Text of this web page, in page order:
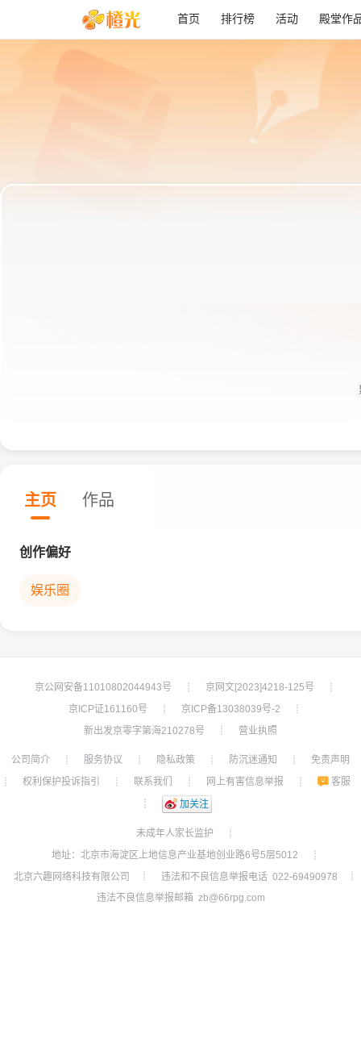
首页 排行榜 活动 殿堂作
主页 作品
创作偏好
娱乐圈
京公网安备11010802044943号 ┊ 京网文[2023]4218-125号
┊
京ICP证161160号
┊ 京ICP备13038039号-2
┊
新出发京零字第海210278号
┊ 营业执照
公司简介 ┊ 服务协议 ┊ 隐私政策 ┊ 防沉迷通知 ┊
免责声明
┊
权利保护投诉指引 ┊ 联系我们 ┊ 网上有害信息举报 ┊
客服
┊
加关注
未成年人家长监护
┊
地址：北京市海淀区上地信息产业基地创业路6号5层5012
┊
北京六趣网络科技有限公司
┊ 违法和不良信息举报电话 022-69490978
┊
违法不良信息举报邮箱 zb@66rpg.com